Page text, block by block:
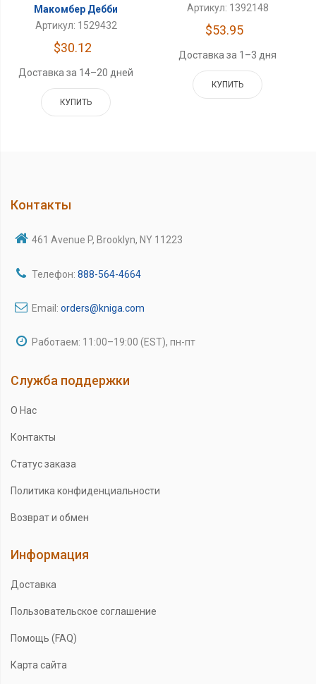
Макомбер Дебби
Артикул: 1529432
$30.12
Доставка за 14–20 дней
КУПИТЬ
Артикул: 1392148
$53.95
Доставка за 1–3 дня
КУПИТЬ
Контакты
461 Avenue P, Brooklyn, NY 11223
Телефон: 888-564-4664
Email: orders@kniga.com
Работаем: 11:00–19:00 (EST), пн-пт
Служба поддержки
О Нас
Контакты
Статус заказа
Политика конфиденциальности
Возврат и обмен
Информация
Доставка
Пользовательское соглашение
Помощь (FAQ)
Карта сайта